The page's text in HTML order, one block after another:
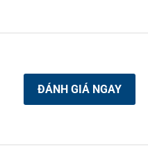
ĐÁNH GIÁ NGAY